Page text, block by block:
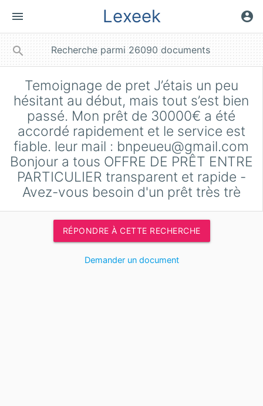
menu Lexeek account_circle
search
Temoignage de pret J’étais un peu
hésitant au début, mais tout s’est bien
passé. Mon prêt de 30000€ a été
accordé rapidement et le service est
fiable. leur mail : bnpeueu@gmail.com
Bonjour a tous OFFRE DE PRÊT ENTRE
PARTICULIER transparent et rapide -
Avez-vous besoin d'un prêt très trè
RÉPONDRE À CETTE RECHERCHE
Demander un document